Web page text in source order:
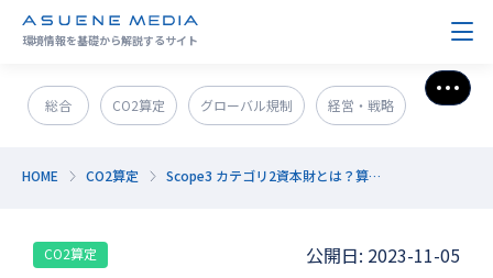
環境情報を基礎から解説するサイト
総合 CO2算定 グローバル規制 経営・戦略
CO2削減 その他
さら
HOME CO2算定 Scope3 カテゴリ2資本財とは？算定方法や事例紹介
CO2算定 公開日: 2023-11-05